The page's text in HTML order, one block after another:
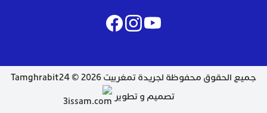
جميع الحقوق محفوظة لجريدة تمغربيت 2026 © Tamghrabit24
تصميم و تطوير